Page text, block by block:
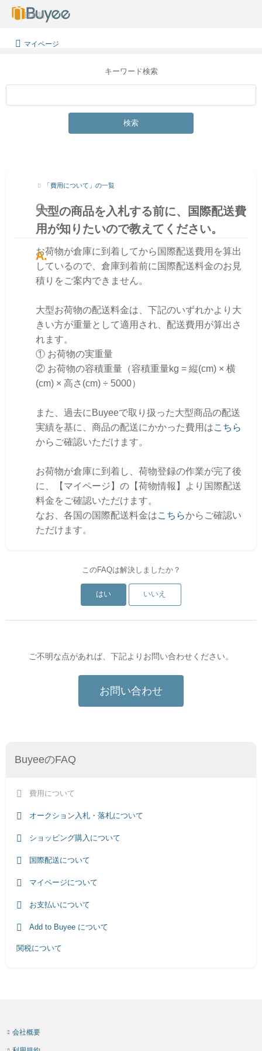
日本語
マイページ
キーワード検索
検索
BuyeeのFAQ
費用について
オークション入札・落札について
ショッピング購入について
国際配送について
マイページについて
お支払いについて
Add to Buyee について
関税について
「費用について」の一覧
大型の商品を入札する前に、国際配送費
用が知りたいので教えてください。
お荷物が倉庫に到着してから国際配送費用を算出
しているので、倉庫到着前に国際配送料金のお見
積りをご案内できません。
大型お荷物の配送料金は、下記のいずれかより大
きい方が重量として適用され、配送費用が算出さ
れます。
① お荷物の実重量
② お荷物の容積重量（容積重量kg = 縦(cm) × 横
(cm) × 高さ(cm) ÷ 5000）
また、過去にBuyeeで取り扱った大型商品の配送
実績を基に、商品の配送にかかった費用はこちら
からご確認いただけます。
お荷物が倉庫に到着し、荷物登録の作業が完了後
に、【マイページ】の【荷物情報】より国際配送
料金をご確認いただけます。
なお、各国の国際配送料金はこちらからご確認い
ただけます。
このFAQは解決しましたか？
はい いいえ
ご不明な点があれば、下記よりお問い合わせください。
お問い合わせ
会社概要